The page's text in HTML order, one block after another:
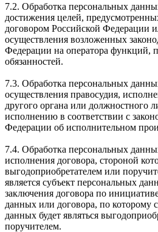
7.2. Обработка персональных
достижения целей,
договором Российской Федерации
осуществления возложенных
Федерации на оператора функций,
обязанностей.
7.3. Обработка персональных
осуществления правосудия,
другого органа или должностного
исполнению в соответствии с
Федерации об исполнительном
7.4. Обработка персональных
исполнения договора, стороной
выгодоприобретателем или
является субъект персональных
заключения договора по
данных или договора, по которому
данных будет являться
поручителем.